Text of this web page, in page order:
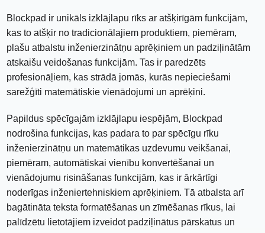
Blockpad ir unikāls izklājlapu rīks ar atšķirīgām funkcijām,
kas to atšķir no tradicionālajiem produktiem, piemēram,
plašu atbalstu inženierzinātņu aprēķiniem un padziļinātām
atskaišu veidošanas funkcijām. Tas ir paredzēts
profesionāļiem, kas strādā jomās, kurās nepieciešami
sarežģīti matemātiskie vienādojumi un aprēķini.
Papildus spēcīgajām izklājlapu iespējām, Blockpad
nodrošina funkcijas, kas padara to par spēcīgu rīku
inženierzinātņu un matemātikas uzdevumu veikšanai,
piemēram, automātiskai vienību konvertēšanai un
vienādojumu risināšanas funkcijām, kas ir ārkārtīgi
noderīgas inženiertehniskiem aprēķiniem. Tā atbalsta arī
bagātināta teksta formatēšanas un zīmēšanas rīkus, lai
palīdzētu lietotājiem izveidot padziļinātus pārskatus un